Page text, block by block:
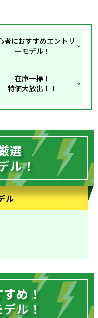
者におすすめエントリ
ーモデル！
在庫一掃！
特価大放出！！
選
ル！
ル
め！
ル！